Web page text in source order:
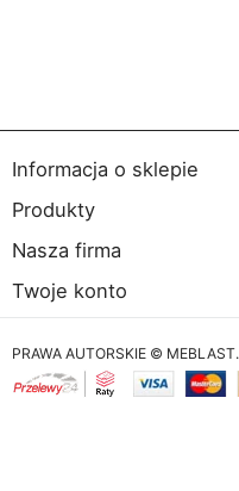
Informacja o sklepie
Produkty
Nasza firma
Twoje konto
PRAWA AUTORSKIE ©